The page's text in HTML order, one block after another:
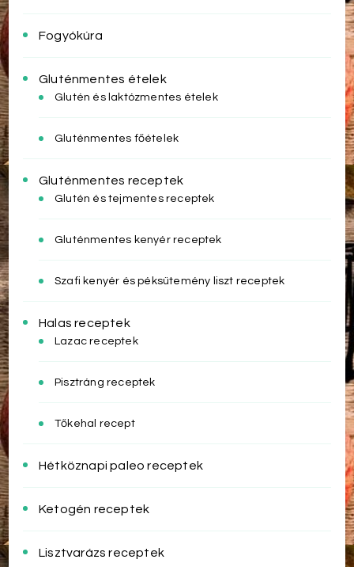
Fogyókúra
Gluténmentes ételek
Glutén és laktózmentes ételek
Gluténmentes főételek
Gluténmentes receptek
Glutén és tejmentes receptek
Gluténmentes kenyér receptek
Szafi kenyér és péksütemény liszt receptek
Halas receptek
Lazac receptek
Pisztráng receptek
Tőkehal recept
Hétköznapi paleo receptek
Ketogén receptek
Lisztvarázs receptek